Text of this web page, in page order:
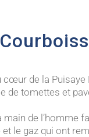
de la Puisaye
tomettes et
de l’homme
et le gaz qui ont